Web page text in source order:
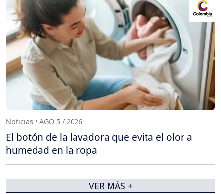
Noticias • AGO 5 / 2026
El botón de la lavadora que evita el olor a
humedad en la ropa
VER MÁS +